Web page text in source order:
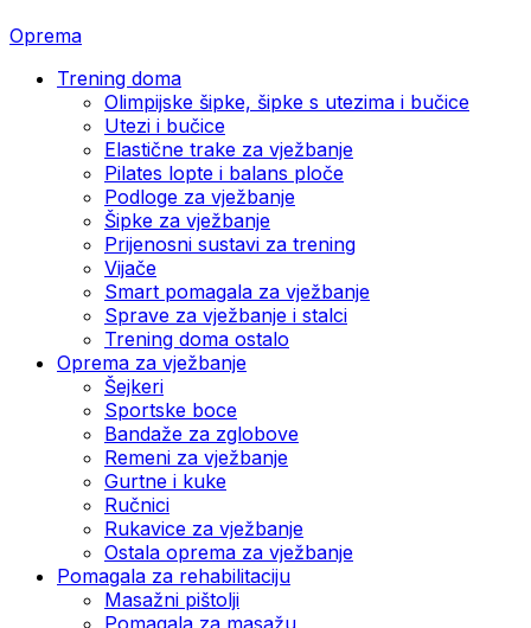
Oprema
Trening doma
Olimpijske šipke, šipke s utezima i bučice
Utezi i bučice
Elastične trake za vježbanje
Pilates lopte i balans ploče
Podloge za vježbanje
Šipke za vježbanje
Prijenosni sustavi za trening
Vijače
Smart pomagala za vježbanje
Sprave za vježbanje i stalci
Trening doma ostalo
Oprema za vježbanje
Šejkeri
Sportske boce
Bandaže za zglobove
Remeni za vježbanje
Gurtne i kuke
Ručnici
Rukavice za vježbanje
Ostala oprema za vježbanje
Pomagala za rehabilitaciju
Masažni pištolji
Pomagala za masažu